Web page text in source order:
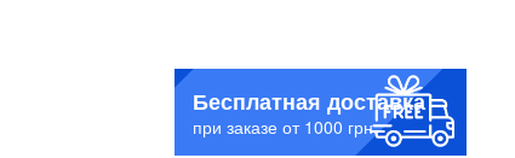
Бесплатная доставка
при заказе от 1000 грн.